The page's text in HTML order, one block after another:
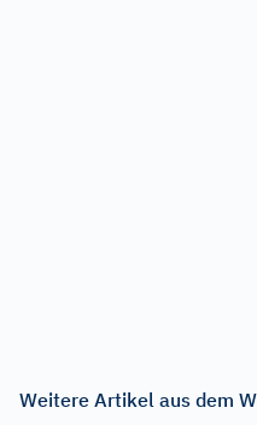
Weitere Artikel aus dem